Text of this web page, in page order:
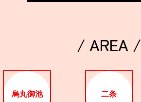
/ AREA /
烏丸御池 二条